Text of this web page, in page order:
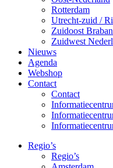
Rotterdam
Utrecht-zuid /
Zuidoost
Zuidwest
Nieuws
Agenda
Webshop
Contact
Contact
Regio’s
Regio’s